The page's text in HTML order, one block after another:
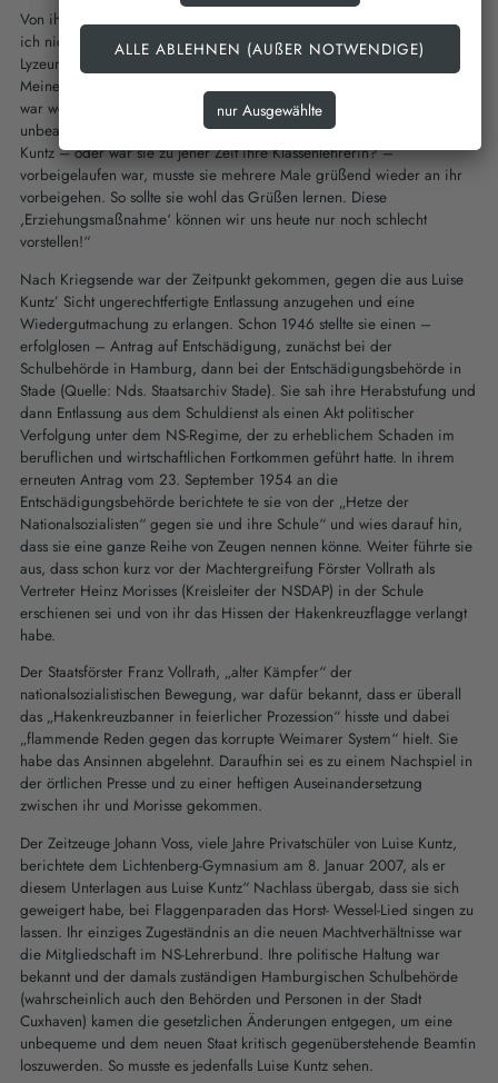
Von ihrer problematischen Situation zu Beginn der 1930er-Jahre wusste
ich nichts. Meine Mutter hätte ja etwas wissen müssen, denn als sie das
Lyzeum für Mädchen besuchte, war Luise Kuntz dort Schulleiterin.
Meine Mutter hatte keine besonders gute Erinnerung an ,Knüdl‘ – das
war wohl ihr Spitzname. Denn nachdem meine Mutter, vielleicht
unbeabsichtigt, auf dem Schulgelände ohne Gruß an der Schulleiterin
Kuntz – oder war sie zu jener Zeit ihre Klassenlehrerin? –
vorbeigelaufen war, musste sie mehrere Male grüßend wieder an ihr
vorbeigehen. So sollte sie wohl das Grüßen lernen. Diese
,Erziehungsmaßnahme‘ können wir uns heute nur noch schlecht
vorstellen!“
Nach Kriegsende war der Zeitpunkt gekommen, gegen die aus Luise
Kuntz’ Sicht ungerechtfertigte Entlassung anzugehen und eine
Wiedergutmachung zu erlangen. Schon 1946 stellte sie einen –
erfolglosen – Antrag auf Entschädigung, zunächst bei der
Schulbehörde in Hamburg, dann bei der Entschädigungsbehörde in
Stade (Quelle: Nds. Staatsarchiv Stade). Sie sah ihre Herabstufung und
dann Entlassung aus dem Schuldienst als einen Akt politischer
Verfolgung unter dem NS-Regime, der zu erheblichem Schaden im
beruflichen und wirtschaftlichen Fortkommen geführt hatte. In ihrem
erneuten Antrag vom 23. September 1954 an die
Entschädigungsbehörde berichtete te sie von der „Hetze der
Nationalsozialisten“ gegen sie und ihre Schule“ und wies darauf hin,
dass sie eine ganze Reihe von Zeugen nennen könne. Weiter führte sie
aus, dass schon kurz vor der Machtergreifung Förster Vollrath als
Vertreter Heinz Morisses (Kreisleiter der NSDAP) in der Schule
erschienen sei und von ihr das Hissen der Hakenkreuzflagge verlangt
habe.
Der Staatsförster Franz Vollrath, „alter Kämpfer“ der
nationalsozialistischen Bewegung, war dafür bekannt, dass er überall
das „Hakenkreuzbanner in feierlicher Prozession“ hisste und dabei
„flammende Reden gegen das korrupte Weimarer System“ hielt. Sie
habe das Ansinnen abgelehnt. Daraufhin sei es zu einem Nachspiel in
der örtlichen Presse und zu einer heftigen Auseinandersetzung
zwischen ihr und Morisse gekommen.
Der Zeitzeuge Johann Voss, viele Jahre Privatschüler von Luise Kuntz,
berichtete dem Lichtenberg-Gymnasium am 8. Januar 2007, als er
diesem Unterlagen aus Luise Kuntz“ Nachlass übergab, dass sie sich
geweigert habe, bei Flaggenparaden das Horst- Wessel-Lied singen zu
lassen. Ihr einziges Zugeständnis an die neuen Machtverhältnisse war
die Mitgliedschaft im NS-Lehrerbund. Ihre politische Haltung war
bekannt und der damals zuständigen Hamburgischen Schulbehörde
(wahrscheinlich auch den Behörden und Personen in der Stadt
Cuxhaven) kamen die gesetzlichen Änderungen entgegen, um eine
unbequeme und dem neuen Staat kritisch gegenüberstehende Beamtin
loszuwerden. So musste es jedenfalls Luise Kuntz sehen.